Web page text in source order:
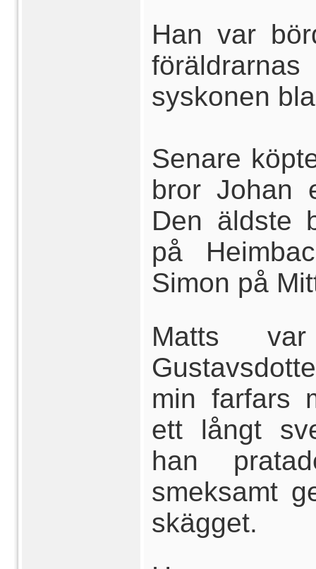
Han var
syskonen
Senare
bror Johan
Den äldste
på
Simon på
Matts
min farfars
ett långt
han
smeksamt
skägget.